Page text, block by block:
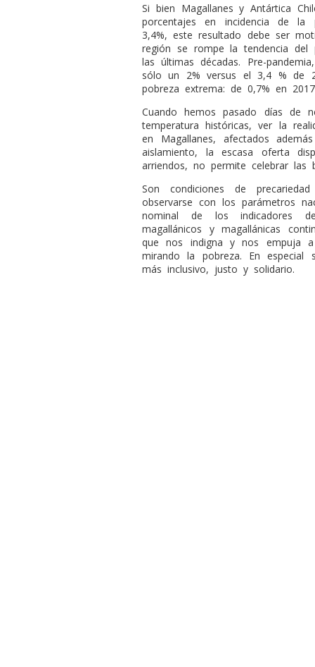
Si bien Magallanes y Antártica
porcentajes en incidencia de
3,4%, este resultado debe ser
región se rompe la tendencia
las últimas décadas. Pre-
sólo un 2% versus el 3,4 % de
pobreza extrema: de 0,7% en
Cuando hemos pasado días de
temperatura históricas, ver la
en Magallanes, afectados
aislamiento, la escasa oferta
arriendos, no permite celebrar las
Son condiciones de
observarse con los parámetros
nominal de los indicadores
magallánicos y magallánicas
que nos indigna y nos empuja
mirando la pobreza. En
más inclusivo, justo y solidario.